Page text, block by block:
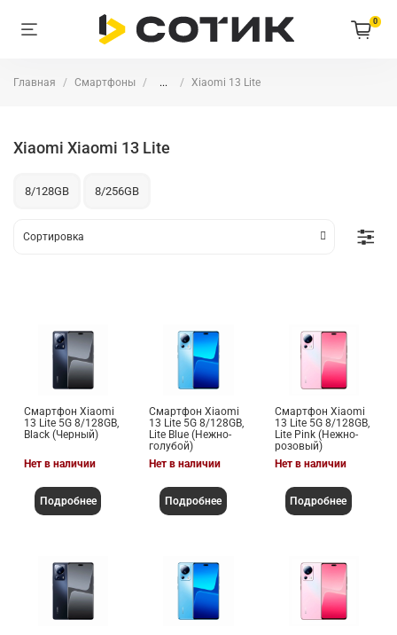
0
Главная Смартфоны ... Xiaomi 13 Lite
Xiaomi Xiaomi 13 Lite
8/128GB 8/256GB
Смартфон Xiaomi
13 Lite 5G 8/128GB,
Black (Черный)
Нет в наличии
Подробнее
Смартфон Xiaomi
13 Lite 5G 8/128GB,
Lite Blue (Нежно-
голубой)
Нет в наличии
Подробнее
Смартфон Xiaomi
13 Lite 5G 8/128GB,
Lite Pink (Нежно-
розовый)
Нет в наличии
Подробнее